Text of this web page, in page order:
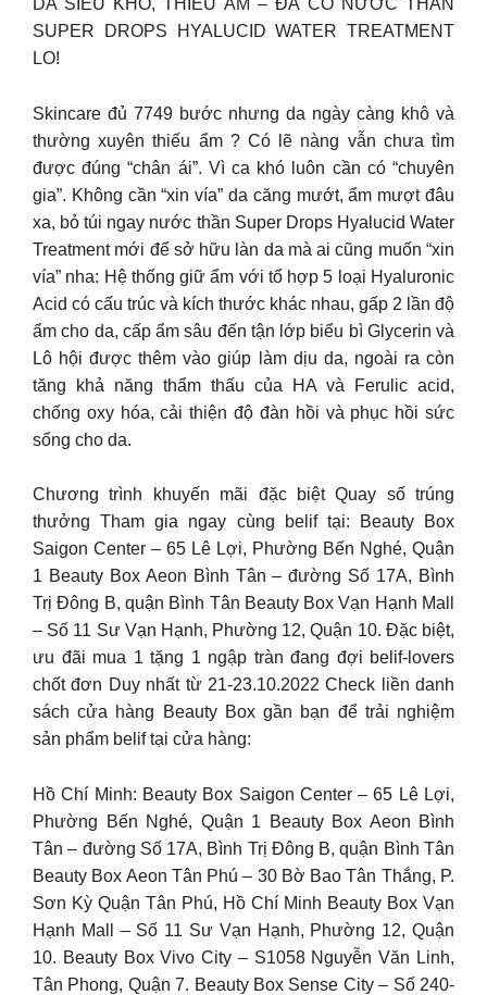
DA SIÊU KHÔ, THIẾU ẨM – ĐÃ CÓ NƯỚC THẦN
SUPER DROPS HYALUCID WATER TREATMENT
LO!
Skincare đủ 7749 bước nhưng da ngày càng khô và
thường xuyên thiếu ẩm ? Có lẽ nàng vẫn chưa tìm
được đúng “chân ái”. Vì ca khó luôn cần có “chuyên
gia”. Không cần “xin vía” da căng mướt, ẩm mượt đâu
xa, bỏ túi ngay nước thần Super Drops Hyalucid Water
Treatment mới để sở hữu làn da mà ai cũng muốn “xin
vía” nha: Hệ thống giữ ẩm với tổ hợp 5 loại Hyaluronic
Acid có cấu trúc và kích thước khác nhau, gấp 2 lần độ
ẩm cho da, cấp ẩm sâu đến tận lớp biểu bì Glycerin và
Lô hội được thêm vào giúp làm dịu da, ngoài ra còn
tăng khả năng thẩm thấu của HA và Ferulic acid,
chống oxy hóa, cải thiện độ đàn hồi và phục hồi sức
sống cho da.
Chương trình khuyến mãi đặc biệt Quay số trúng
thưởng Tham gia ngay cùng belif tại: Beauty Box
Saigon Center – 65 Lê Lợi, Phường Bến Nghé, Quận
1 Beauty Box Aeon Bình Tân – đường Số 17A, Bình
Trị Đông B, quận Bình Tân Beauty Box Vạn Hạnh Mall
– Số 11 Sư Vạn Hạnh, Phường 12, Quận 10. Đặc biệt,
ưu đãi mua 1 tặng 1 ngập tràn đang đợi belif-lovers
chốt đơn Duy nhất từ 21-23.10.2022 Check liền danh
sách cửa hàng Beauty Box gần bạn để trải nghiệm
sản phẩm belif tại cửa hàng:
Hồ Chí Minh: Beauty Box Saigon Center – 65 Lê Lợi,
Phường Bến Nghé, Quận 1 Beauty Box Aeon Bình
Tân – đường Số 17A, Bình Trị Đông B, quận Bình Tân
Beauty Box Aeon Tân Phú – 30 Bờ Bao Tân Thắng, P.
Sơn Kỳ Quận Tân Phú, Hồ Chí Minh Beauty Box Vạn
Hạnh Mall – Số 11 Sư Vạn Hạnh, Phường 12, Quận
10. Beauty Box Vivo City – S1058 Nguyễn Văn Linh,
Tân Phong, Quận 7. Beauty Box Sense City – Số 240-